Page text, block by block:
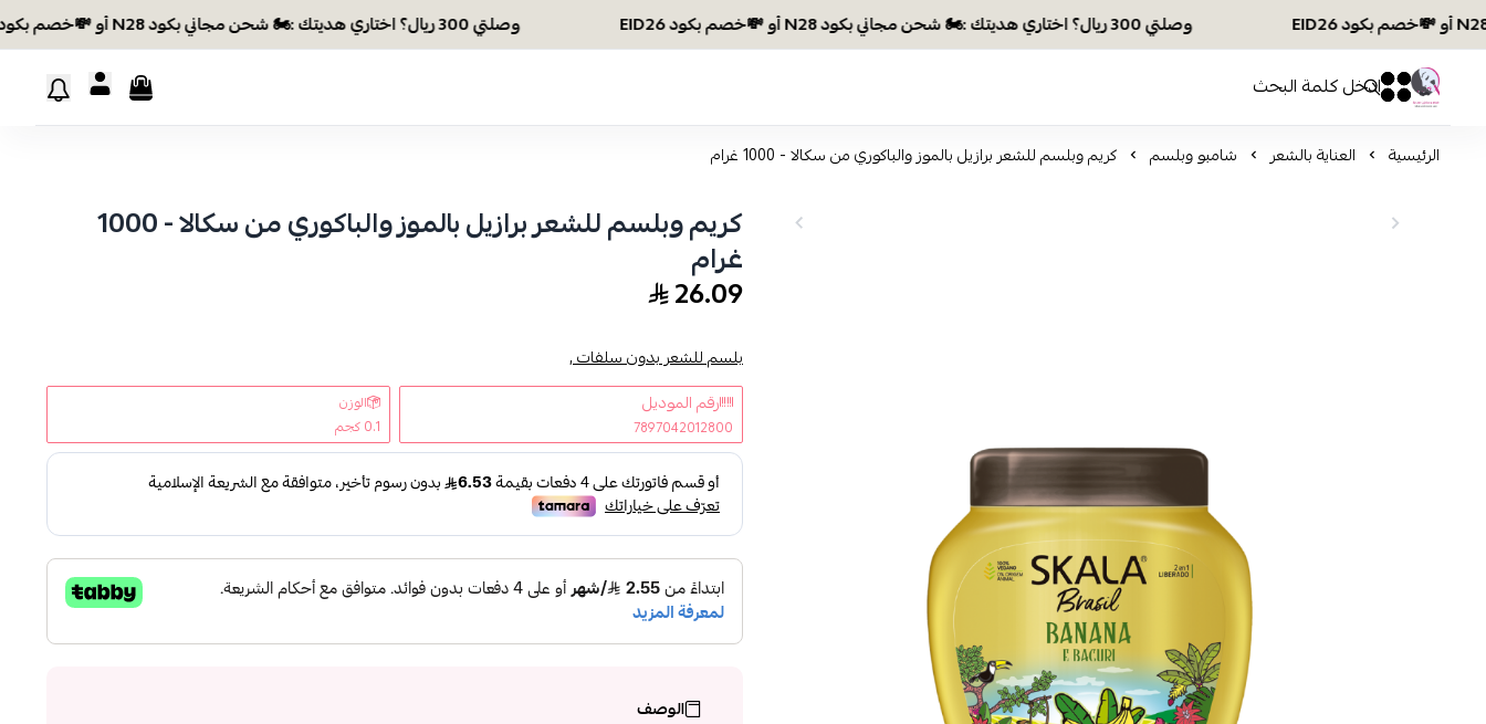
وصلتي 300 ريال؟ اختاري هديتك :🏍 شحن مجاني بكود N28 أو 💸خصم بكود EID26 وصلتي 300 ريال؟ اختاري هديتك :🏍 شحن مجاني بكود N28 أو 💸خصم بكود EID26
افكار ومخازن العناية
0 0
الرئيسية العناية بالشعر شامبو وبلسم كريم وبلسم للشعر برازيل بالموز والباكوري من سكالا - 1000 غرام
كريم وبلسم للشعر برازيل بالموز والباكوري من سكالا - 1000
غرام
26.09
بلسم للشعر بدون سلفات ,
رقم الموديل
7897042012800
الوزن
0.1 كجم
الوصف